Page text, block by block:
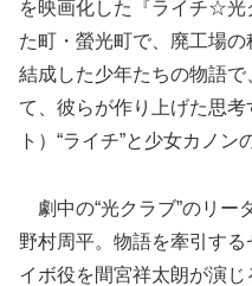
を映画化した『ライチ☆光
た町・螢光町で、廃工場
結成した少年たちの物語
て、彼らが作り上げた思
ト）“ライチ”と少女カノン
劇中の“光クラブ”のリー
野村周平。物語を牽引す
イボ役を間宮祥太朗が演